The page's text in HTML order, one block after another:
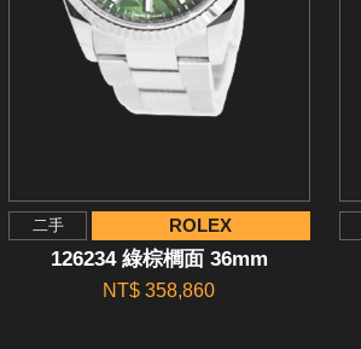
二手 ROLEX
126234 綠棕櫚面 36mm
NT$ 358,860